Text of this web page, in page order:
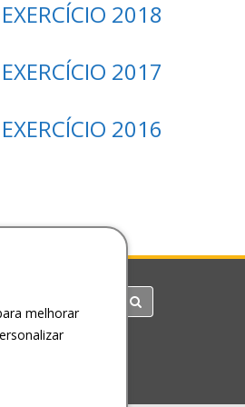
2018
2017
2016
melhorar